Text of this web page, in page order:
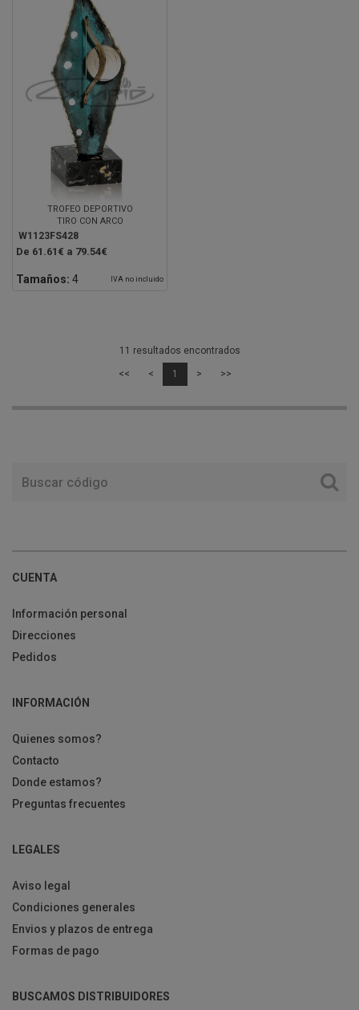
TROFEO DEPORTIVO
TIRO CON ARCO
W1123FS428
De 61.61€ a 79.54€
Tamaños: 4 IVA no incluido
11 resultados encontrados
<< < 1 > >>
CUENTA
Información personal
Direcciones
Pedidos
INFORMACIÓN
Quienes somos?
Contacto
Donde estamos?
Preguntas frecuentes
LEGALES
Aviso legal
Condiciones generales
Envios y plazos de entrega
Formas de pago
BUSCAMOS DISTRIBUIDORES